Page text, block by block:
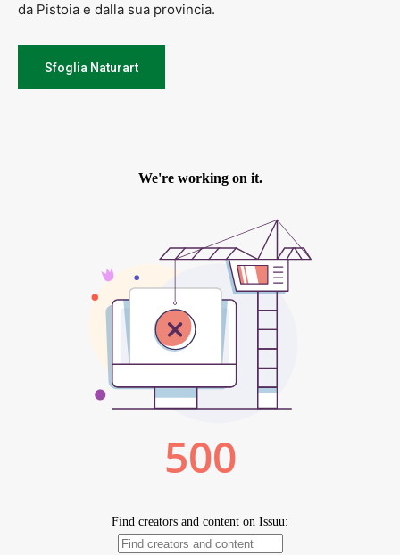
da Pistoia e dalla sua provincia.
Sfoglia Naturart